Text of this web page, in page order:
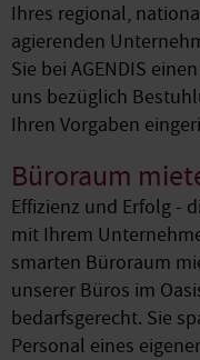
Ihres regional,
agierenden
Sie bei AGENDIS
uns bezüglich
Ihren Vorgaben
Büroraum
Effizienz und Erfolg -
mit Ihrem
smarten Büroraum
unserer Büros im
bedarfsgerecht. Sie
Personal eines